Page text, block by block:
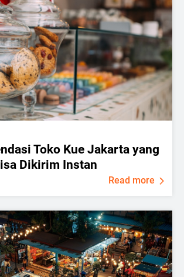
Toko Kue Jakarta yang
Dikirim Instan
Read more